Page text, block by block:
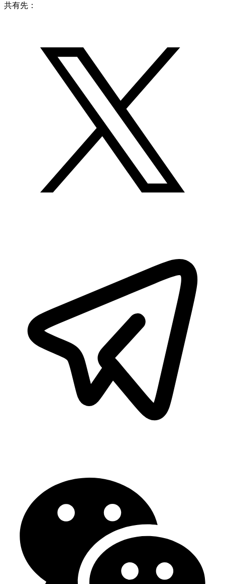
共有先：